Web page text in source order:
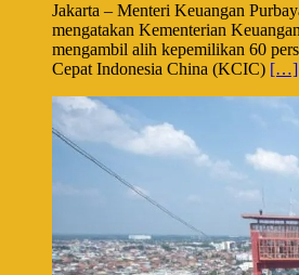
Jakarta – Menteri Keuangan
mengatakan Kementerian
mengambil alih kepemilikan 60
Cepat Indonesia China (KCIC) […]